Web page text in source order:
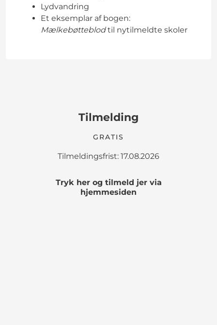
Lydvandring
Et eksemplar af bogen:
Mælkebøtteblodtil nytilmeldte skoler
Tilmelding
GRATIS
Tilmeldingsfrist: 17.08.2026
Tryk her og tilmeld jer via
hjemmesiden